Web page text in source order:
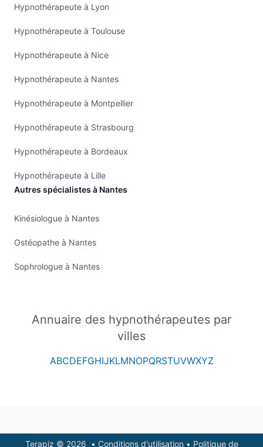
Hypnothérapeute à Lyon
Hypnothérapeute à Toulouse
Hypnothérapeute à Nice
Hypnothérapeute à Nantes
Hypnothérapeute à Montpellier
Hypnothérapeute à Strasbourg
Hypnothérapeute à Bordeaux
Hypnothérapeute à Lille
Autres spécialistes à Nantes
Kinésiologue à Nantes
Ostéopathe à Nantes
Sophrologue à Nantes
Annuaire des hypnothérapeutes par
villes
ABCDEFGHIJKLMNOPQRSTUVWXYZ
FooterTerapiz © 2026 • Conditions d'utilisation • Politique de